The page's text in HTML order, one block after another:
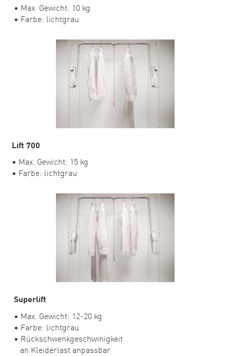
• Max. Gewicht: 10 kg
• Farbe: lichtgrau
Lift 700
• Max. Gewicht: 15 kg
• Farbe: lichtgrau
Superlift
• Max. Gewicht: 12-20 kg
• Farbe: lichtgrau
• Rückschwenkgeschwinigkeit
an Kleiderlast anpassbar